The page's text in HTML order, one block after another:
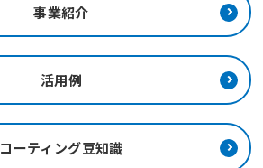
事業紹介
活用例
コーティング豆知識